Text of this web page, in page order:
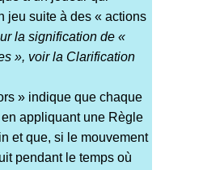
jeu suite à des « actions
la signification de «
», voir la Clarification
» indique que chaque
appliquant une Règle
et que, si le mouvement
pendant le temps où